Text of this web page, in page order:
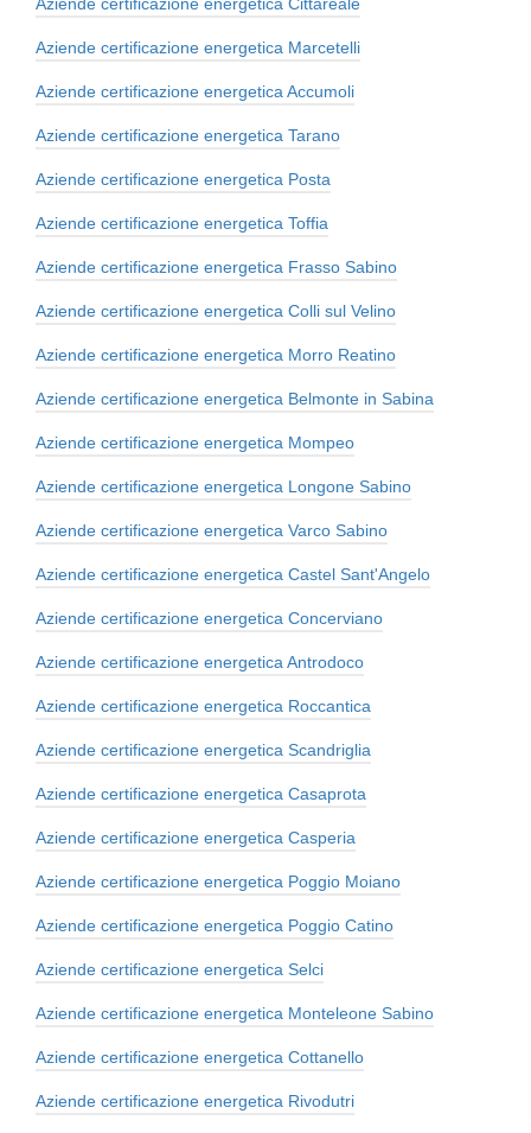
Aziende certificazione energetica Marcetelli
Aziende certificazione energetica Accumoli
Aziende certificazione energetica Tarano
Aziende certificazione energetica Posta
Aziende certificazione energetica Toffia
Aziende certificazione energetica Frasso Sabino
Aziende certificazione energetica Colli sul Velino
Aziende certificazione energetica Morro Reatino
Aziende certificazione energetica Belmonte in Sabina
Aziende certificazione energetica Mompeo
Aziende certificazione energetica Longone Sabino
Aziende certificazione energetica Varco Sabino
Aziende certificazione energetica Castel Sant'Angelo
Aziende certificazione energetica Concerviano
Aziende certificazione energetica Antrodoco
Aziende certificazione energetica Roccantica
Aziende certificazione energetica Scandriglia
Aziende certificazione energetica Casaprota
Aziende certificazione energetica Casperia
Aziende certificazione energetica Poggio Moiano
Aziende certificazione energetica Poggio Catino
Aziende certificazione energetica Selci
Aziende certificazione energetica Monteleone Sabino
Aziende certificazione energetica Cottanello
Aziende certificazione energetica Rivodutri